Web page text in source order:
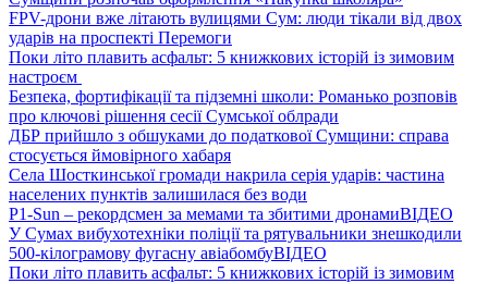
FPV-дрони вже літають вулицями Сум: люди тікали від двох
ударів на проспекті Перемоги
Поки літо плавить асфальт: 5 книжкових історій із зимовим
настроєм
Безпека, фортифікації та підземні школи: Романько розповів
про ключові рішення сесії Сумської облради
ДБР прийшло з обшуками до податкової Сумщини: справа
стосується ймовірного хабаря
Села Шосткинської громади накрила серія ударів: частина
населених пунктів залишилася без води
P1-Sun – рекордсмен за мемами та збитими дронамиВІДЕО
У Сумах вибухотехніки поліції та рятувальники знешкодили
500-кілограмову фугасну авіабомбуВІДЕО
Поки літо плавить асфальт: 5 книжкових історій із зимовим